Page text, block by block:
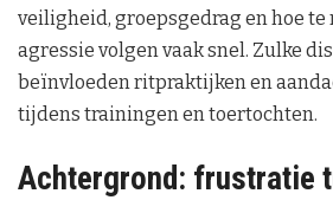
veiligheid, groepsgedrag en hoe te
agressie volgen vaak snel. Zulke
beïnvloeden ritpraktijken en
tijdens trainingen en toertochten.
Achtergrond: frustratie